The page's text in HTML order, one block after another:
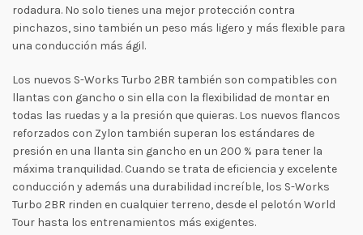
rodadura. No solo tienes una mejor protección contra
pinchazos, sino también un peso más ligero y más flexible para
una conducción más ágil.
Los nuevos S-Works Turbo 2BR también son compatibles con
llantas con gancho o sin ella con la flexibilidad de montar en
todas las ruedas y a la presión que quieras. Los nuevos flancos
reforzados con Zylon también superan los estándares de
presión en una llanta sin gancho en un 200 % para tener la
máxima tranquilidad. Cuando se trata de eficiencia y excelente
conducción y además una durabilidad increíble, los S-Works
Turbo 2BR rinden en cualquier terreno, desde el pelotón World
Tour hasta los entrenamientos más exigentes.